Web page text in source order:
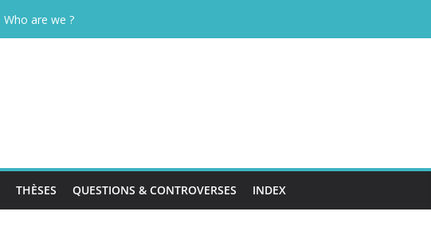
Who are we ?
THÈSES QUESTIONS & CONTROVERSES INDEX